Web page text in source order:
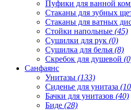
Пуфики для ванной
Стаканы для зубных
Стаканы для ватных
Стойки напольные (45)
Сушилки для рук (0)
Сушилка для белья (8)
Скребок для душевой
Санфаянс
Унитазы (133)
Сиденье для унитаза
Бачки для унитазов (40)
Биде (28)